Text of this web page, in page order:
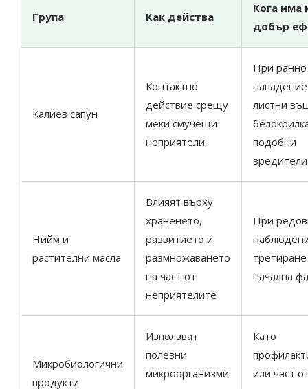
Група Как действа
Кога има
добър
Калиев сапун
Контактно
действие срещу
меки смучещи
неприятели
При ранно
листни
подобни
вредители
Нийм и
растителни масла
Влияят върху
храненето,
развитието и
размножаването
на част от
неприятелите
При
начална
Микробиологични
продукти
Използват
полезни
микроорганизми
Като
или част